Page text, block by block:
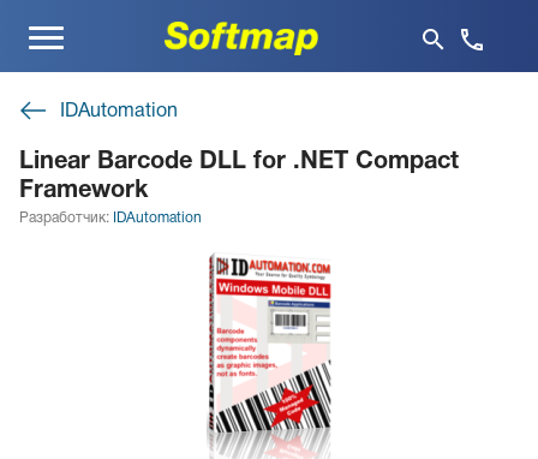
Меню
IDAutomation
Linear Barcode DLL for .NET Compact
Framework
Разработчик: IDAutomation